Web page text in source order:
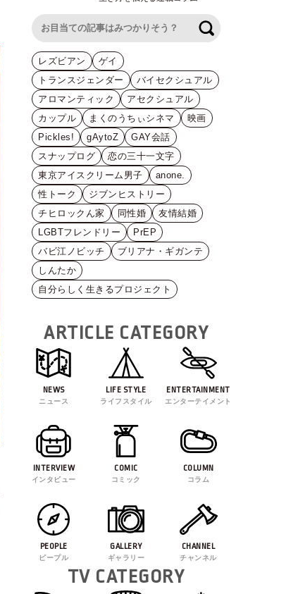
レズビアン
ゲイ
トランスジェンダー
バイセクシュアル
アロマンティック
アセクシュアル
カップル
まくのうちぃシネマ
映画
Pickles!
gAytoZ
GAY会話
スナップログ
恋の三十一文字
東京アイスクリーム男子
anone.
性トーク
ジブンヒストリー
チヒロックん家
同性婚
友情結婚
LGBTフレンドリー
PrEP
バビ江ノビッチ
ブリアナ・ギガンテ
しんたか
自分らしく生きるプロジェクト
ARTICLE CATEGORY
NEWS
ニュース
LIFE STYLE
ライフスタイル
ENTERTAINMENT
エンターテイメント
INTERVIEW
インタビュー
COMIC
コミック
COLUMN
コラム
PEOPLE
ピープル
GALLERY
ギャラリー
CHANNEL
チャンネル
TV CATEGORY